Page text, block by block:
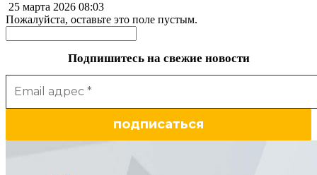
25 марта 2026 08:03
Пожалуйста, оставьте это поле пустым.
Подпишитесь на свежие новости